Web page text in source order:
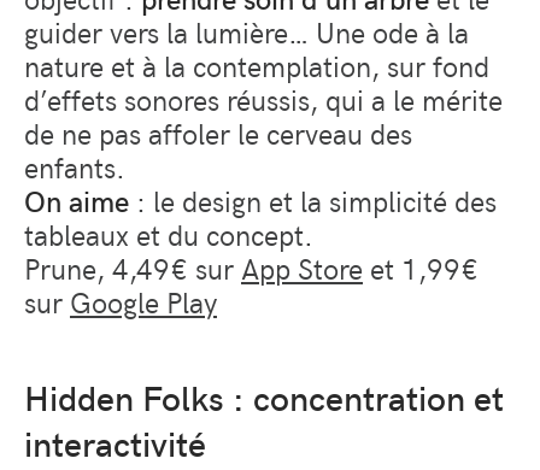
guider vers la lumière… Une ode à la
nature et à la contemplation, sur fond
d’effets sonores réussis, qui a le mérite
de ne pas affoler le cerveau des
enfants.
On aime : le design et la simplicité des
tableaux et du concept.
Prune, 4,49€ sur App Store et 1,99€
sur Google Play
Hidden Folks : concentration et
interactivité